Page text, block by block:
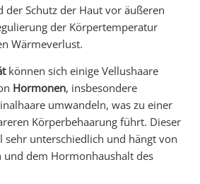
Schutz der Haut vor äußeren
der Körpertemperatur
Wärmeverlust.
können sich einige Vellushaare
Hormonen, insbesondere
umwandeln, was zu einer
Körperbehaarung führt. Dieser
sehr unterschiedlich und hängt von
und dem Hormonhaushalt des